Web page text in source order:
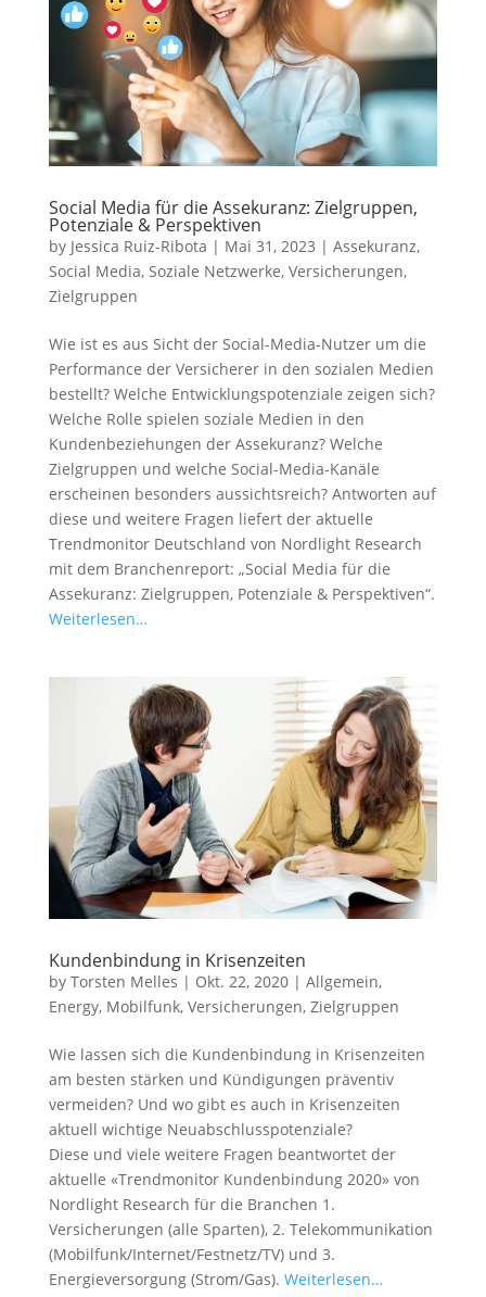
Social Media für die Assekuranz: Zielgruppen,
Potenziale & Perspektiven
by Jessica Ruiz-Ribota | Mai 31, 2023 | Assekuranz,
Social Media, Soziale Netzwerke, Versicherungen,
Zielgruppen
Wie ist es aus Sicht der Social-Media-Nutzer um die
Performance der Versicherer in den sozialen Medien
bestellt? Welche Entwicklungspotenziale zeigen sich?
Welche Rolle spielen soziale Medien in den
Kundenbeziehungen der Assekuranz? Welche
Zielgruppen und welche Social-Media-Kanäle
erscheinen besonders aussichtsreich? Antworten auf
diese und weitere Fragen liefert der aktuelle
Trendmonitor Deutschland von Nordlight Research
mit dem Branchenreport: „Social Media für die
Assekuranz: Zielgruppen, Potenziale & Perspektiven“.
Weiterlesen…
Kundenbindung in Krisenzeiten
by Torsten Melles | Okt. 22, 2020| Allgemein,
Energy, Mobilfunk, Versicherungen, Zielgruppen
Wie lassen sich die Kundenbindung in Krisenzeiten
am besten stärken und Kündigungen präventiv
vermeiden? Und wo gibt es auch in Krisenzeiten
aktuell wichtige Neuabschlusspotenziale?
Diese und viele weitere Fragen beantwortet der
aktuelle «Trendmonitor Kundenbindung 2020» von
Nordlight Research für die Branchen 1.
Versicherungen (alle Sparten), 2. Telekommunikation
(Mobilfunk/Internet/Festnetz/TV) und 3.
Energieversorgung (Strom/Gas). Weiterlesen…